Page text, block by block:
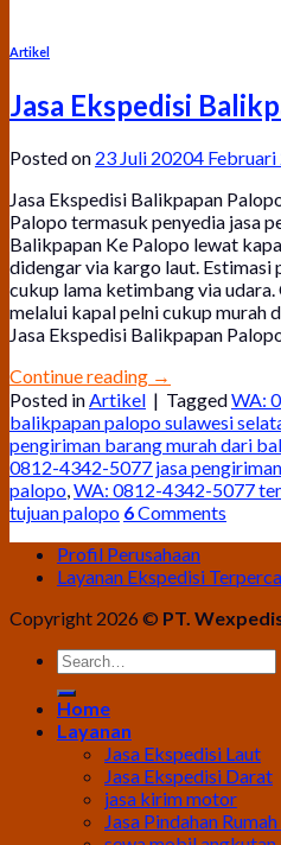
Artikel
Jasa Ekspedisi
Posted on 23 Juli 20204 Februari
Jasa Ekspedisi Balikpapan
Palopo termasuk penyedia jasa
Balikpapan Ke Palopo lewat
didengar via kargo laut. Estimasi
cukup lama ketimbang via
melalui kapal pelni cukup murah
Jasa Ekspedisi Balikpapan
Continue reading →
Posted inArtikel | TaggedWA:
balikpapan palopo sulawesi
pengiriman barang murah dari
0812-4342-5077 jasa
palopo,WA: 0812-4342-5077
tujuan palopo 6Comments
Profil Perusahaan
Layanan Ekspedisi
Copyright 2026 © PT.
Home
Layanan
Jasa Ekspedisi Laut
Jasa Ekspedisi Darat
jasa kirim motor
Jasa Pindahan